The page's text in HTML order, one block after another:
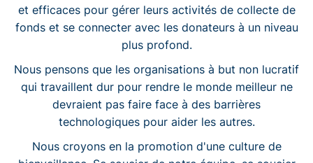
et efficaces pour gérer leurs activités de collecte de
fonds et se connecter avec les donateurs à un niveau
plus profond.
Nous pensons que les organisations à but non lucratif
qui travaillent dur pour rendre le monde meilleur ne
devraient pas faire face à des barrières
technologiques pour aider les autres.
Nous croyons en la promotion d'une culture de